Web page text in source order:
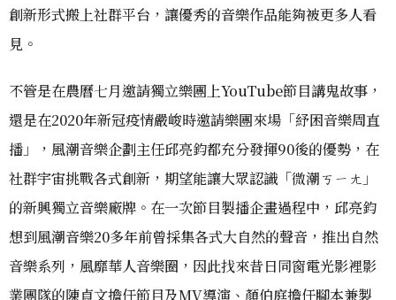
創新形式搬上社群平台，讓優秀的音樂作品能夠被更多人看
見。
不管是在農曆七月邀請獨立樂團上YouTube節目講鬼故事，
還是在2020年新冠疫情嚴峻時邀請樂團來場「紓困音樂周直
播」，風潮音樂企劃主任邱亮鈞都充分發揮90後的優勢，在
社群宇宙挑戰各式創新，期望能讓大眾認識「微潮ㄎㄧㄤ」
的新興獨立音樂廠牌。在一次節目製播企畫過程中，邱亮鈞
想到風潮音樂20多年前曾採集各式大自然的聲音，推出自然
音樂系列，風靡華人音樂圈，因此找來昔日同窗電光影裡影
業團隊的陳貞文擔任節目及MV導演、顏伯庭擔任腳本兼製